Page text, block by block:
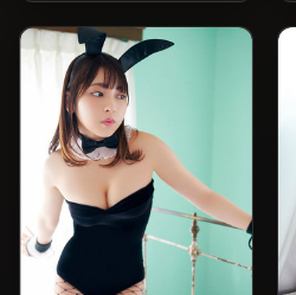
员交叉检索。）